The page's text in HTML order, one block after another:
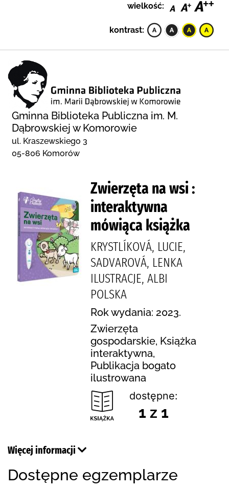
wielkość:
kontrast:
Gminna Biblioteka Publiczna im. M.
Dąbrowskiej w Komorowie
ul. Kraszewskiego 3
05-806 Komorów
Zwierzęta na wsi :
interaktywna
mówiąca książka
KRYSTLÍKOVÁ, LUCIE,
SADVAROVÁ, LENKA
ILUSTRACJE, ALBI
POLSKA
Rok wydania: 2023.
Zwierzęta
gospodarskie, Książka
interaktywna,
Publikacja bogato
ilustrowana
dostępne:
1 z 1
Więcej informacji
Dostępne egzemplarze